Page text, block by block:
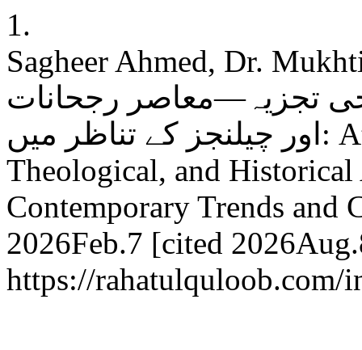
1.
Sagheer Ahmed, Dr.
تجزیہ—معاصر رجحانات
اور چیلنجز کے تناظر میں: Atheism: A Linguistic,
Theological, and
Contemporary Trends and
2026Feb.7 [cited
https://rahatulquloob.com/